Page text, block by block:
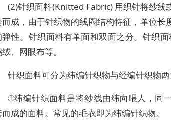
(2)针织面料(Knitted Fabric) 用织针将纱线
而成，由于针织物的线圈结构特征，单位长
弹性。针织面料有单面和双面之分。针织
、网眼布等。
针织面料可分为纬编针织物与经编针织物两
①纬编针织面料是将纱线由纬向喂人，同
成的面料。常见的毛衣即为纬编针织物。